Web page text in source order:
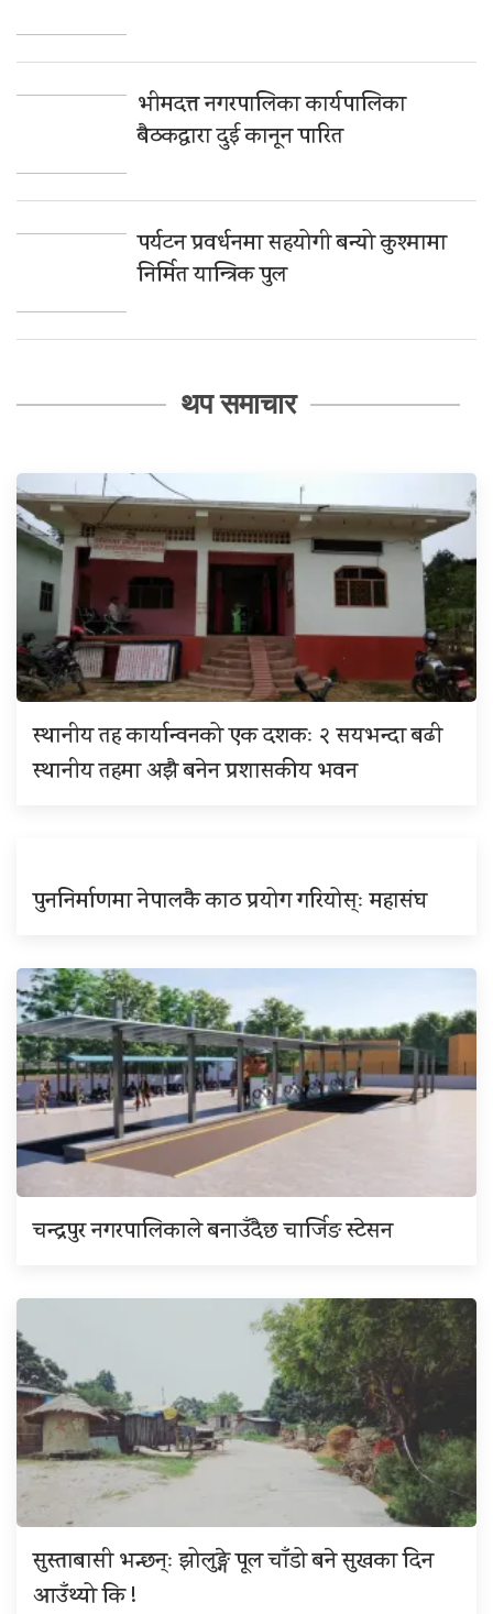
भीमदत्त नगरपालिका कार्यपालिका
बैठकद्वारा दुई कानून पारित
पर्यटन प्रवर्धनमा सहयोगी बन्यो कुश्मामा
निर्मित यान्त्रिक पुल
थप समाचार
स्थानीय तह कार्यान्वनको एक दशकः २ सयभन्दा बढी
स्थानीय तहमा अझै बनेन प्रशासकीय भवन
पुननिर्माणमा नेपालकै काठ प्रयोग गरियोस्ः महासंघ
चन्द्रपुर नगरपालिकाले बनाउँदैछ चार्जिङ स्टेसन
सुस्ताबासी भन्छन्ः झोलुङ्गे पूल चाँडो बने सुखका दिन
आउँथ्यो कि !